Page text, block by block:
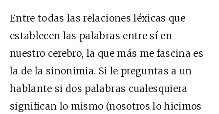
Entre todas las relaciones léxicas que
establecen las palabras entre sí en
nuestro cerebro, la que más me fascina es
la de la sinonimia. Si le preguntas a un
hablante si dos palabras cualesquiera
significan lo mismo (nosotros lo hicimos